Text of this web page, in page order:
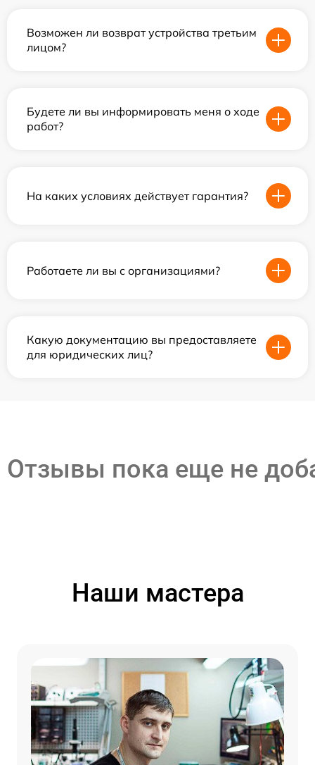
Возможен ли возврат устройства третьим
лицом?
Будете ли вы информировать меня о ходе
работ?
На каких условиях действует гарантия?
Работаете ли вы с организациями?
Какую документацию вы предоставляете
для юридических лиц?
Отзывы пока еще не
Наши мастера